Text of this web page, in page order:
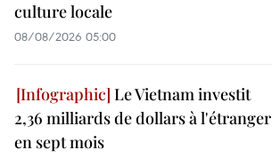
culture locale
08/08/2026 05:00
Le Vietnam investit
2,36 milliards de dollars à l'étranger
en sept mois